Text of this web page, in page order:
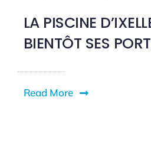
LA PISCINE
BIENTÔT SES
Read More